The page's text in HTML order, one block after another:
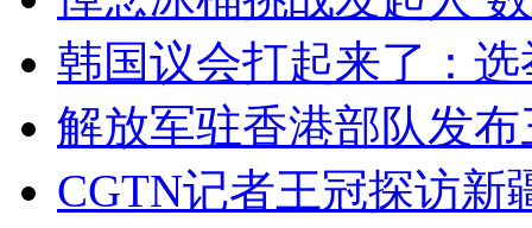
韩国议会打起来了：
解放军驻香港部队发
CGTN记者王冠探访新